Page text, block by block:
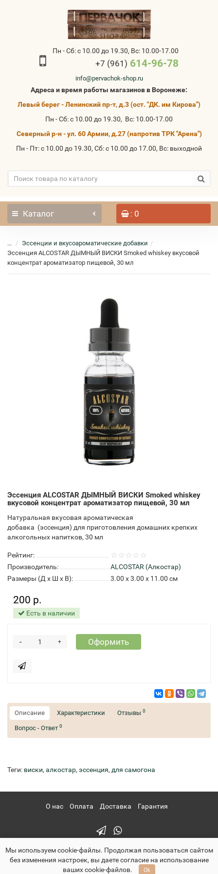
Пн - Сб: с 10.00 до 19.30, Вс: 10.00-17.00
+7 (961) 614-96-78
info@pervachok-shop.ru
Адреса и время работы магазинов в Воронеже:
Левый берег - Ленинский пр-т, д.3 (ост. "ДК. им Кирова")
Пн - Сб: с 10.00 до 19.30, Вс: 10.00-17.00
Северный р-н - ул. 60 Армии, д.27 (напротив ТРК "Арена")
Пн - Пт: с 10.00 до 19.30, Сб: с 10.00 до 17.00, Вс: выходной
Каталог : 0
...
Эссенции и вкусоароматические добавки
Эссенция ALCOSTAR ДЫМНЫЙ ВИСКИ Smoked whiskey вкусовой
концентрат ароматизатор пищевой, 30 мл
Эссенция ALCOSTAR ДЫМНЫЙ ВИСКИ Smoked whiskey
вкусовой концентрат ароматизатор пищевой, 30 мл
Натуральная вкусовая ароматическая
добавка (эссенция) для приготовления домашних крепких
алкогольных напитков, 30 мл
Рейтинг:
Производитель:
ALCOSTAR (Алкостар)
Размеры (Д x Ш x В):
3.00 x 3.00 x 11.00 см
200 р.
Есть в наличии
+
- Оформить
Описание Характеристики Отзывы 0
Вопрос - Ответ 0
Теги: виски, алкостар, эссенция, для самогона
О нас Оплата Доставка Гарантия
pervachok-shop.ru - Первачок Шоп © 2026
Мы используем cookie-файлы. Продолжая пользоваться сайтом
без изменения настроек, вы даете согласие на использование
ваших cookie-файлов.
Ok